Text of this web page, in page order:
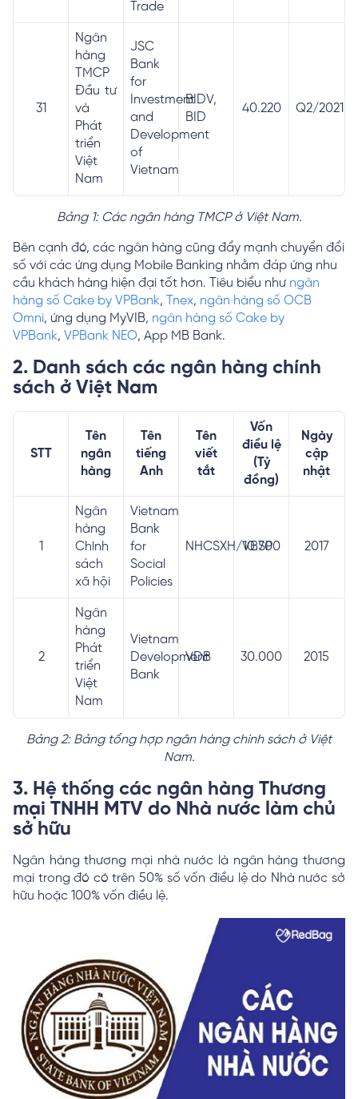
Trade
31
Ngân
hàng
TMCP
Đầu tư
và
Phát
triển
Việt
Nam
JSC
Bank
for
Investment
and
Development
of
Vietnam
BIDV,
BID
40.220 Q2/2021
Bảng 1: Các ngân hàng TMCP ở Việt Nam.
Bên cạnh đó, các ngân hàng cũng đẩy mạnh chuyển đổi
số với các ứng dụng Mobile Banking nhằm đáp ứng nhu
cầu khách hàng hiện đại tốt hơn. Tiêu biểu như ngân
hàng số Cake by VPBank, Tnex, ngân hàng số OCB
Omni, ứng dụng MyVIB, ngân hàng số Cake by
VPBank, VPBank NEO, App MB Bank.
2. Danh sách các ngân hàng chính
sách ở Việt Nam
STT
Tên
ngân
hàng
Tên
tiếng
Anh
Tên
viết
tắt
Vốn
điều lệ
(Tỷ
đồng)
Ngày
cập
nhật
1
Ngân
hàng
Chính
sách
xã hội
Vietnam
Bank
for
Social
Policies
NHCSXH/VBSP
10.700 2017
2
Ngân
hàng
Phát
triển
Việt
Nam
Vietnam
Development
Bank
VDB 30.000 2015
Bảng 2: Bảng tổng hợp ngân hàng chính sách ở Việt
Nam.
3. Hệ thống các ngân hàng Thương
mại TNHH MTV do Nhà nước làm chủ
sở hữu
Ngân hàng thương mại nhà nước là ngân hàng thương
mại trong đó có trên 50% số vốn điều lệ do Nhà nước sở
hữu hoặc 100% vốn điều lệ.